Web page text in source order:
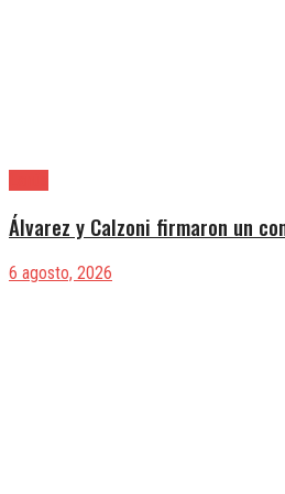
Álvarez y Calzoni firmaron un
6 agosto, 2026